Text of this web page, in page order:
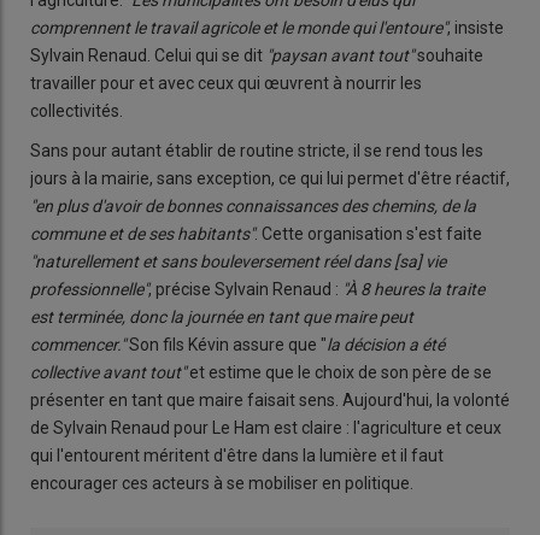
comprennent le travail agricole et le monde qui l'entoure", insiste
Sylvain Renaud. Celui qui se dit "paysan avant tout"souhaite
travailler pour et avec ceux qui œuvrent à nourrir les
collectivités.
Sans pour autant établir de routine stricte, il se rend tous les
jours à la mairie, sans exception, ce qui lui permet d'être réactif,
"en plus d'avoir de bonnes connaissances des chemins, de la
commune et de ses habitants". Cette organisation s'est faite
"naturellement et sans bouleversement réel dans [sa] vie
professionnelle", précise Sylvain Renaud : "À 8 heures la traite
est terminée, donc la journée en tant que maire peut
commencer."Son fils Kévin assure que "la décision a été
collective avant tout"et estime que le choix de son père de se
présenter en tant que maire faisait sens. Aujourd'hui, la volonté
de Sylvain Renaud pour Le Ham est claire : l'agriculture et ceux
qui l'entourent méritent d'être dans la lumière et il faut
encourager ces acteurs à se mobiliser en politique.